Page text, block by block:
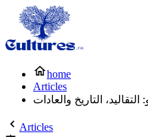
home
Articles
التاريخ والعادات
Articles